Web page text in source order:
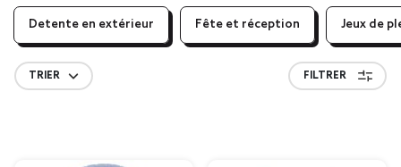
Detente en extérieur Fête et réception Jeux de
TRIER FILTRER